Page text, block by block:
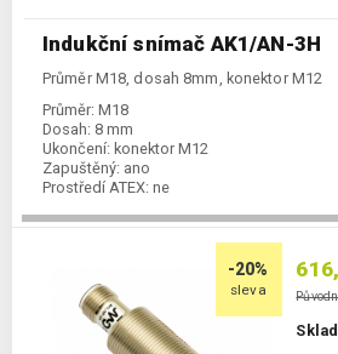
Indukční snímač AK1/AN-3H
Průměr M18, dosah 8mm, konektor M12
Průměr: M18
Dosah: 8 mm
Ukončení: konektor M12
Zapuštěný: ano
Prostředí ATEX: ne
-20%
sleva